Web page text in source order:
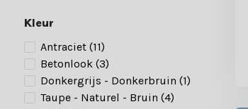
Kleur
Antraciet (11)
Betonlook (3)
Donkergrijs - Donkerbruin (1)
Taupe - Naturel - Bruin (4)